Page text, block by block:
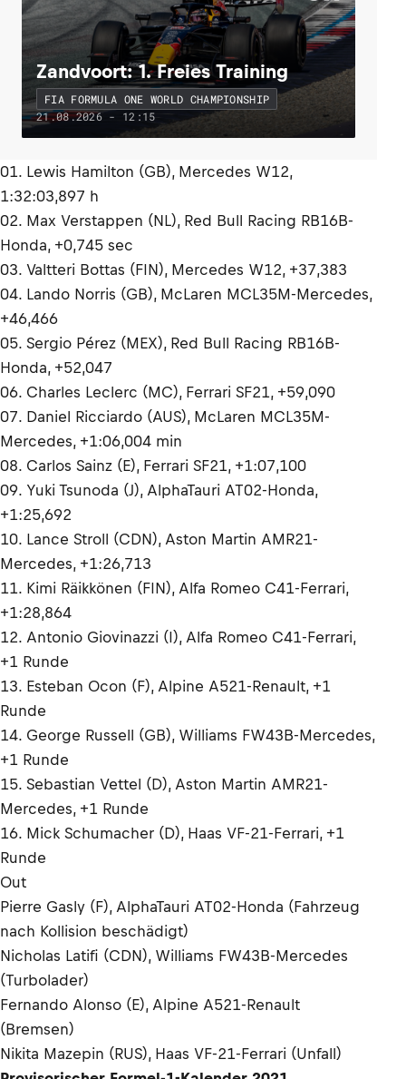
Zandvoort: 1. Freies Training
FIA FORMULA ONE WORLD CHAMPIONSHIP
21.08.2026 - 12:15
01. Lewis Hamilton (GB), Mercedes W12,
1:32:03,897 h
02. Max Verstappen (NL), Red Bull Racing RB16B-
Honda, +0,745 sec
03. Valtteri Bottas (FIN), Mercedes W12, +37,383
04. Lando Norris (GB), McLaren MCL35M-Mercedes,
+46,466
05. Sergio Pérez (MEX), Red Bull Racing RB16B-
Honda, +52,047
06. Charles Leclerc (MC), Ferrari SF21, +59,090
07. Daniel Ricciardo (AUS), McLaren MCL35M-
Mercedes, +1:06,004 min
08. Carlos Sainz (E), Ferrari SF21, +1:07,100
09. Yuki Tsunoda (J), AlphaTauri AT02-Honda,
+1:25,692
10. Lance Stroll (CDN), Aston Martin AMR21-
Mercedes, +1:26,713
11. Kimi Räikkönen (FIN), Alfa Romeo C41-Ferrari,
+1:28,864
12. Antonio Giovinazzi (I), Alfa Romeo C41-Ferrari,
+1 Runde
13. Esteban Ocon (F), Alpine A521-Renault, +1
Runde
14. George Russell (GB), Williams FW43B-Mercedes,
+1 Runde
15. Sebastian Vettel (D), Aston Martin AMR21-
Mercedes, +1 Runde
16. Mick Schumacher (D), Haas VF-21-Ferrari, +1
Runde
Out
Pierre Gasly (F), AlphaTauri AT02-Honda (Fahrzeug
nach Kollision beschädigt)
Nicholas Latifi (CDN), Williams FW43B-Mercedes
(Turbolader)
Fernando Alonso (E), Alpine A521-Renault
(Bremsen)
Nikita Mazepin (RUS), Haas VF-21-Ferrari (Unfall)